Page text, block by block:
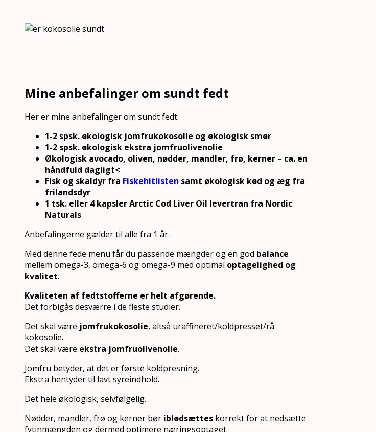
Mine anbefalinger om sundt fedt
Her er mine anbefalinger om sundt fedt:
1-2 spsk. økologisk jomfrukokosolie og økologisk smør
1-2 spsk. økologisk ekstra jomfruolivenolie
Økologisk avocado, oliven, nødder, mandler, frø, kerner – ca. en
håndfuld dagligt<
Fisk og skaldyr fra Fiskehitlisten samt økologisk kød og æg fra
frilandsdyr
1 tsk. eller 4 kapsler Arctic Cod Liver Oil levertran fra Nordic
Naturals
Anbefalingerne gælder til alle fra 1 år.
Med denne fede menu får du passende mængder og en god balance
mellem omega-3, omega-6 og omega-9 med optimal optagelighed og
kvalitet.
Kvaliteten af fedtstofferne er helt afgørende.
Det forbigås desværre i de fleste studier.
Det skal være jomfrukokosolie, altså uraffineret/koldpresset/rå
kokosolie.
Det skal være ekstra jomfruolivenolie.
Jomfru betyder, at det er første koldpresning.
Ekstra hentyder til lavt syreindhold.
Det hele økologisk, selvfølgelig.
Nødder, mandler, frø og kerner bør iblødsættes korrekt for at nedsætte
fytinmængden og dermed optimere næringsoptaget.